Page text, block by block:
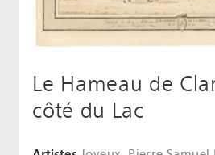
Le Hameau de
côté du Lac